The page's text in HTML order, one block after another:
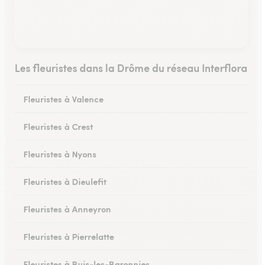
Les fleuristes dans la Drôme du réseau Interflora
Fleuristes à Valence
Fleuristes à Crest
Fleuristes à Nyons
Fleuristes à Dieulefit
Fleuristes à Anneyron
Fleuristes à Pierrelatte